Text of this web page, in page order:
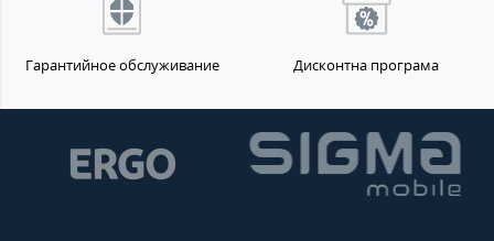
Гарантийное обслуживание Дисконтна програма